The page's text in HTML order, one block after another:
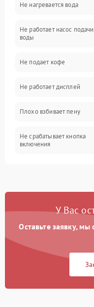
Включение и работа
Проблемы с водой
Проблемы с
Управление и
Программное
Не нагревается вода
Не работает насос подачи
воды
Не подает кофе
Не работает дисплей
Плохо взбивает пену
Не срабатывает кнопка
включения
Постоянные сбои в
У Вас
Оставьте заявку,